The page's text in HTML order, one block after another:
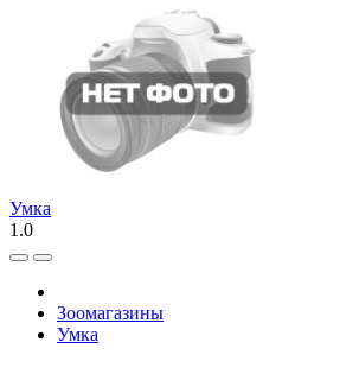
Умка
1.0
Зоомагазины
Умка